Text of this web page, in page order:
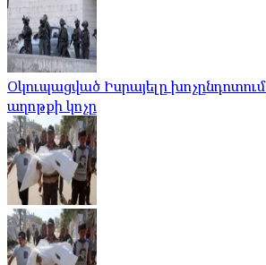
Օկուպացված Իսրայելը
աղոթքի կոչը